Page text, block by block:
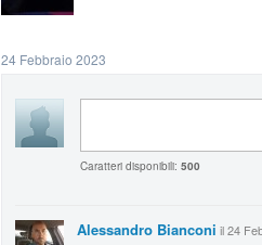
24 Febbraio 2023
Caratteri disponibili:500
Alessandro Bianconi il 24